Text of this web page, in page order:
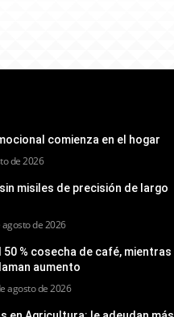
comienza en el hogar
de 2026
misiles de precisión de largo
agosto de 2026
50 % cosecha de café, mientras
aumento
agosto de 2026